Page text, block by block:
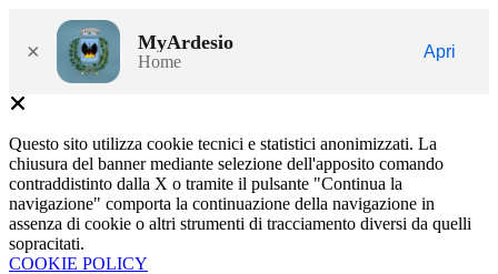
× MyArdesio
Home
Apri
Questo sito utilizza cookie tecnici e statistici anonimizzati. La
chiusura del banner mediante selezione dell'apposito comando
contraddistinto dalla X o tramite il pulsante "Continua la
navigazione" comporta la continuazione della navigazione in
assenza di cookie o altri strumenti di tracciamento diversi da quelli
sopracitati.
COOKIE POLICY